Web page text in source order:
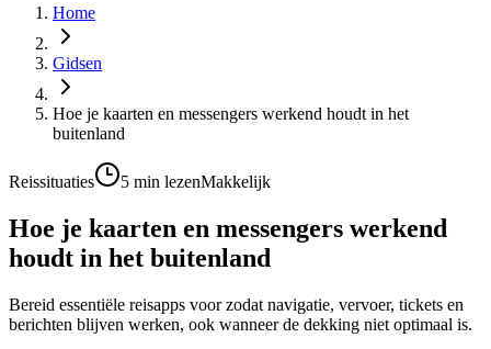
Home
Gidsen
Hoe je kaarten en messengers werkend houdt in het
buitenland
Reissituaties 5 min lezenMakkelijk
Hoe je kaarten en messengers werkend
houdt in het buitenland
Bereid essentiële reisapps voor zodat navigatie, vervoer, tickets en
berichten blijven werken, ook wanneer de dekking niet optimaal is.